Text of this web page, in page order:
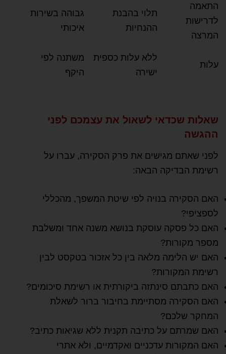
התאמה
לדרישות
המרצה
תלוי בהבנת
ההנחיות
גבוהה בשירות
איכותי
עלות
ללא עלות כספית
ישירה
משתנה לפי
היקף
שאלות שכדאי לשאול את עצמכם לפני
ההגשה
לפני שאתם מגישים את פרק הסקירה, עברו על
רשימת הבדיקה הבאה:
האם הסקירה בנויה לפי שיטת המשפך, מהכללי
לספציפי?
האם כל פסקה עוסקת בנושא משנה אחד ומשלבת
מספר מקורות?
האם יש הלימה מלאה בין כל אזכור בטקסט לבין
רשימת המקורות?
האם כתבתם סינתזה ביקורתית או רשימת סיכומים?
האם הסקירה מסתיימת בחיבור ברור לשאלת
המחקר שלכם?
האם שמרתם על כתיבה תקנית ללא שגיאות כתיב?
האם המקורות עדכניים ואקדמיים, ולא אתרי